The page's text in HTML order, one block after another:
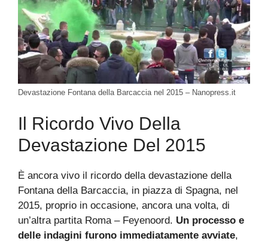
Devastazione Fontana della Barcaccia nel 2015 – Nanopress.it
Il Ricordo Vivo Della
Devastazione Del 2015
È ancora vivo il ricordo della devastazione della
Fontana della Barcaccia, in piazza di Spagna, nel
2015, proprio in occasione, ancora una volta, di
un’altra partita Roma – Feyenoord. Un processo e
delle indagini furono immediatamente avviate,